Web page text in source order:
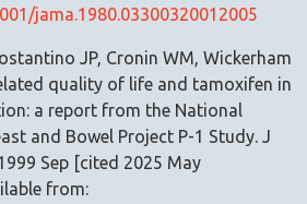
jama.1980.03300320012005
JP, Cronin WM, Wickerham
quality of life and tamoxifen in
a report from the National
and Bowel Project P-1 Study. J
Sep [cited 2025 May
from: